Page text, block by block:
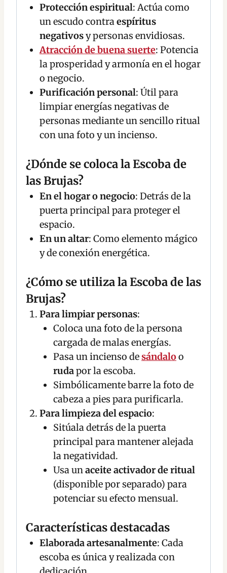
Protección espiritual: Actúa como
un escudo contraespíritus
negativosy personas envidiosas.
Atracción de buena suerte: Potencia
la prosperidad y armonía en el hogar
o negocio.
Purificación personal: Útil para
limpiar energías negativas de
personas mediante un sencillo ritual
con una foto y un incienso.
¿Dónde se coloca la Escoba de
las Brujas?
En el hogar o negocio: Detrás de la
puerta principal para proteger el
espacio.
En un altar: Como elemento mágico
y de conexión energética.
¿Cómo se utiliza la Escoba de las
Brujas?
Para limpiar personas:
Coloca una foto de la persona
cargada de malas energías.
Pasa un incienso desándaloo
rudapor la escoba.
Simbólicamente barre la foto de
cabeza a pies para purificarla.
Para limpieza del espacio:
Sitúala detrás de la puerta
principal para mantener alejada
la negatividad.
Usa unaceite activador de ritual
(disponible por separado) para
potenciar su efecto mensual.
Características destacadas
Elaborada artesanalmente: Cada
escoba es única y realizada con